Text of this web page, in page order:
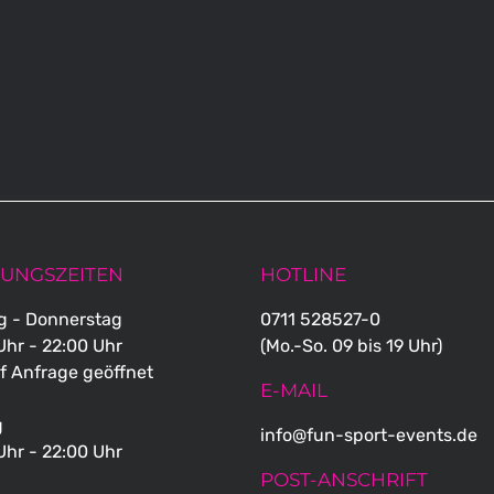
- Donnerstag
- 22:00 Uhr
Anfrage geöffnet
- 22:00 Uhr
HOTLINE
0711 528527-0
(Mo.-So. 09 bis 19 Uhr)
E-MAIL
info@fun-sport-events.de
POST-ANSCHRIFT